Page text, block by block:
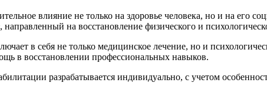
влияние не только на здоровье человека, но и на его
на восстановление физического и
в себя не только медицинское лечение, но и
в восстановлении профессиональных навыков.
разрабатывается индивидуально, с учетом